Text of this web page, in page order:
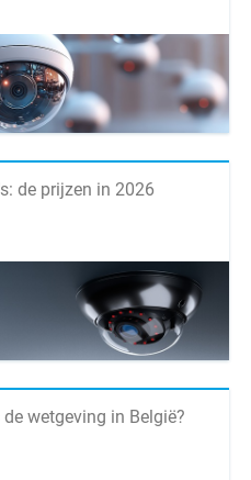
de prijzen in 2026
wetgeving in België?